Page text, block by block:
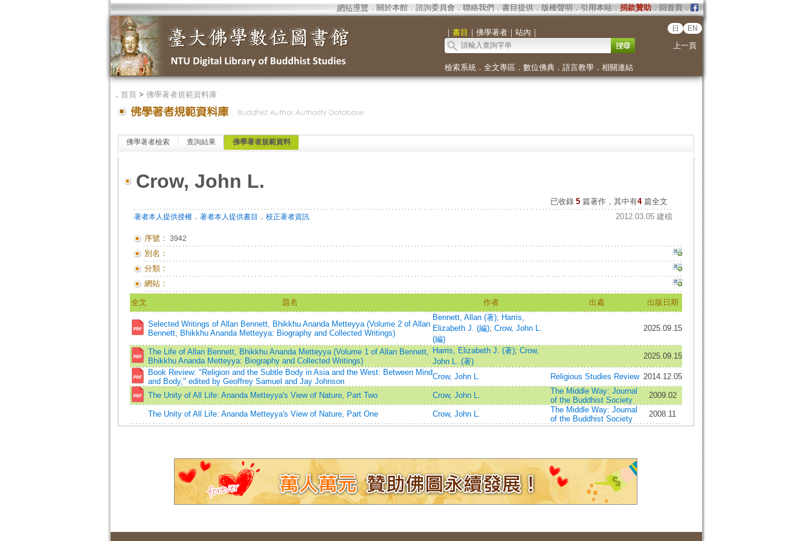
網站導覽 ． 關於本館． 諮詢委員會． 聯絡我們 ． 書目提供． 版權聲明 ． 引用本站． 捐款贊助．回首頁．
｜ 書目 ｜ 佛學著者｜ 站內 ｜ 日 EN
上一頁
檢索系統． 全文專區 ． 數位佛典． 語言教學． 相關連結
． 首頁> 佛學著者規範資料庫
佛學著者檢索 查詢結果 佛學著者規範資料
Crow, John L.
已收錄 5 篇著作，其中有4篇全文
著者本人提供授權． 著者本人提供書目 ． 校正著者資訊 2012.03.05 建檔
序號： 3942
別名：
分類：
網站：
全文 題名 作者 出處 出版日期
Selected Writings of Allan Bennett, Bhikkhu Ananda Metteyya (Volume 2 of Allan
Bennett, Bhikkhu Ananda Metteyya: Biography and Collected Writings)
Bennett, Allan (著); Harris,
Elizabeth J. (編); Crow, John L.
(編)
2025.09.15
The Life of Allan Bennett, Bhikkhu Ananda Metteyya (Volume 1 of Allan Bennett,
Bhikkhu Ananda Metteyya: Biography and Collected Writings)
Harris, Elizabeth J. (著); Crow,
John L. (著)
2025.09.15
Book Review: "Religion and the Subtle Body in Asia and the West: Between Mind
and Body," edited by Geoffrey Samuel and Jay Johnson
Crow, John L. Religious Studies Review 2014.12.05
The Unity of All Life: Ananda Metteyya's View of Nature, Part Two Crow, John L.
The Middle Way: Journal
of the Buddhist Society
2009.02
The Unity of All Life: Ananda Metteyya's View of Nature, Part One Crow, John L.
The Middle Way: Journal
of the Buddhist Society
2008.11